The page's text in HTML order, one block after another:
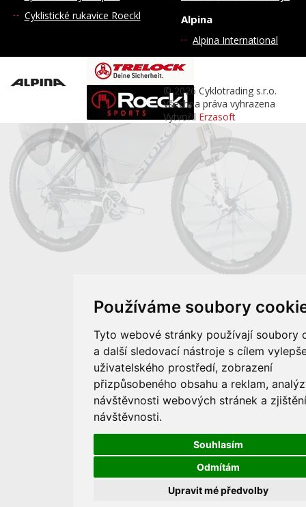
Používáme soubory
Tyto webové stránky používají soubory
a další sledovací nástroje s cílem
uživatelského prostředí, zobrazení
přizpůsobeného obsahu a reklam,
návštěvnosti webových stránek a
návštěvnosti.
Souhlasím
Odmítám
Upravit mé předvolby
Cyklistické rukavice Roeckl
Alpina
Alpina International
© 2026 Cyklotrading s.r.o.
Všechna práva vyhrazena
Vytvořil Erzasoft